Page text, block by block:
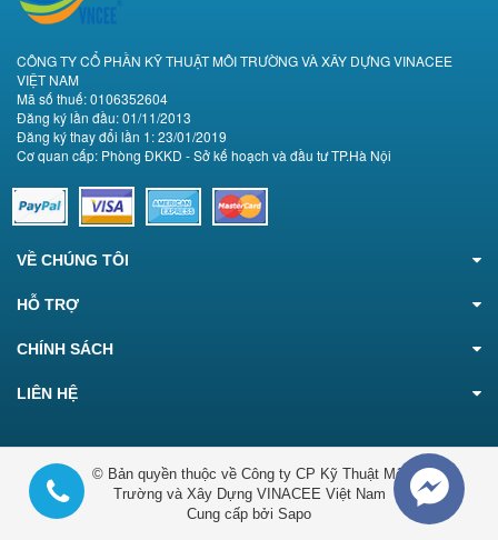
CÔNG TY CỔ PHẦN KỸ THUẬT MÔI TRƯỜNG VÀ XÂY DỰNG VINACEE
VIỆT NAM
Mã số thuế: 0106352604
Đăng ký lần đầu: 01/11/2013
Đăng ký thay đổi lần 1: 23/01/2019
Cơ quan cấp: Phòng ĐKKD - Sở kế hoạch và đầu tư TP.Hà Nội
VỀ CHÚNG TÔI
HỖ TRỢ
CHÍNH SÁCH
LIÊN HỆ
© Bản quyền thuộc về Công ty CP Kỹ Thuật Môi
Trường và Xây Dựng VINACEE Việt Nam
Cung cấp bởi Sapo